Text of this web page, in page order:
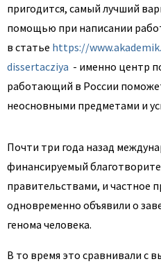
пригодится, самый лучший
помощью при написании
в статье https://
dissertacziya - именно центр
работающий в России
неосновными предметами и
Почти три года назад
финансируемый
правительствами, и частное
одновременно объявили о
генома человека.
В то время это сравнивали с